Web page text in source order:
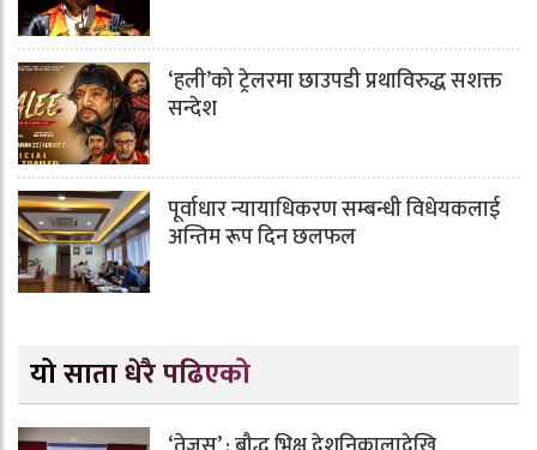
‘हली’को ट्रेलरमा छाउपडी प्रथाविरुद्ध सशक्त
सन्देश
पूर्वाधार न्यायाधिकरण सम्बन्धी विधेयकलाई
अन्तिम रूप दिन छलफल
यो साता धेरै पढिएको